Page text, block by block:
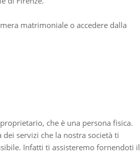
matrimoniale o accedere dalla
che è una persona fisica.
servizi che la nostra società ti
Infatti ti assisteremo fornendoti il